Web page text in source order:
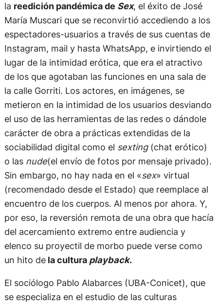
la reedición pandémica de Sex, el éxito de José
María Muscari que se reconvirtió accediendo a los
espectadores-usuarios a través de sus cuentas de
Instagram, mail y hasta WhatsApp, e invirtiendo el
lugar de la intimidad erótica, que era el atractivo
de los que agotaban las funciones en una sala de
la calle Gorriti. Los actores, en imágenes, se
metieron en la intimidad de los usuarios desviando
el uso de las herramientas de las redes o dándole
carácter de obra a prácticas extendidas de la
sociabilidad digital como el sexting(chat erótico)
o las nude(el envío de fotos por mensaje privado).
Sin embargo, no hay nada en el «sex» virtual
(recomendado desde el Estado) que reemplace al
encuentro de los cuerpos. Al menos por ahora. Y,
por eso, la reversión remota de una obra que hacía
del acercamiento extremo entre audiencia y
elenco su proyectil de morbo puede verse como
un hito dela cultura playback.
El sociólogo Pablo Alabarces (UBA-Conicet), que
se especializa en el estudio de las culturas